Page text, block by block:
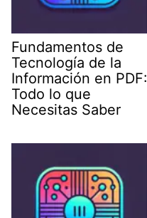
Fundamentos de
Tecnología de la
Información en PDF:
Todo lo que
Necesitas Saber